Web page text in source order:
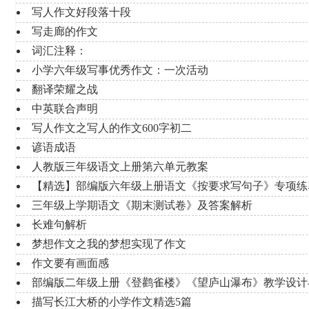
写人作文好段落十段
写走廊的作文
词汇注释：
小学六年级写事优秀作文：一次活动
翻译荣耀之战
中英联合声明
写人作文之写人的作文600字初二
谚语成语
人教版三年级语文上册第六单元教案
【精选】部编版六年级上册语文《按要求写句子》专项练
三年级上学期语文《期末测试卷》及答案解析
长难句解析
梦想作文之我的梦想实现了作文
作文要有画面感
部编版二年级上册《登鹳雀楼》《望庐山瀑布》教学设
描写长江大桥的小学作文精选5篇